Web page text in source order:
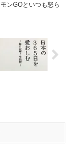
ンGOといつも怒ら